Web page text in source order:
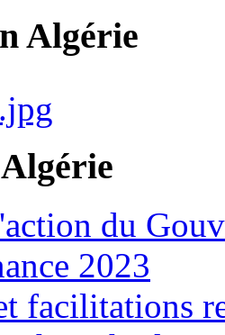
Algérie
du
2023
facilitations